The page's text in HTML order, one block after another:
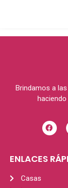
Brindamos a
ENLACES
Casas